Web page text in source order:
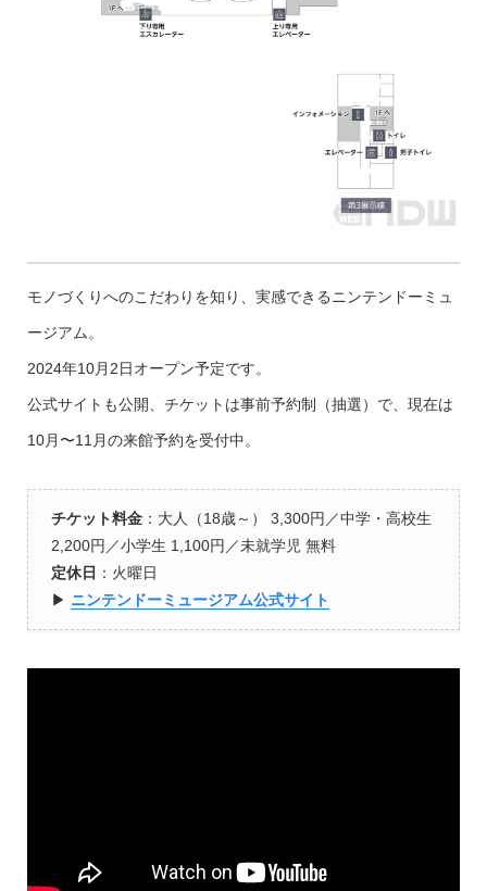
モノづくりへのこだわりを知り、実感できるニンテンドーミュ
ージアム。
2024年10月2日オープン予定です。
公式サイトも公開、チケットは事前予約制（抽選）で、現在は
10月〜11月の来館予約を受付中。
チケット料金：大人（18歳～） 3,300円／中学・高校生
2,200円／小学生 1,100円／未就学児 無料
定休日 ：火曜日
▶︎ ニンテンドーミュージアム公式サイト